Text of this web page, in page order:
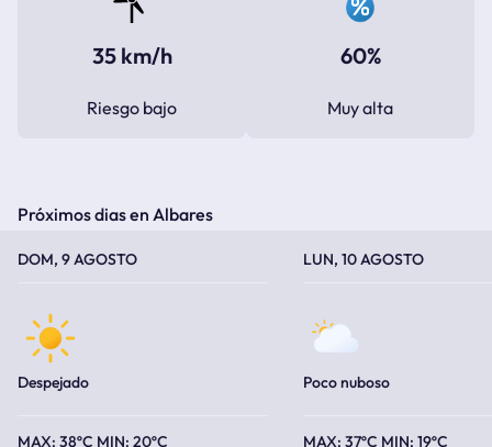
35 km/h
Riesgo bajo
60%
Muy alta
Próximos dias en Albares
DOM, 9 AGOSTO
Despejado
38ºC 20ºC
LUN, 10 AGOSTO
Poco nuboso
37ºC 19ºC